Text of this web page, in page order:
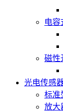
电容
磁性
光电传感
标准
放大